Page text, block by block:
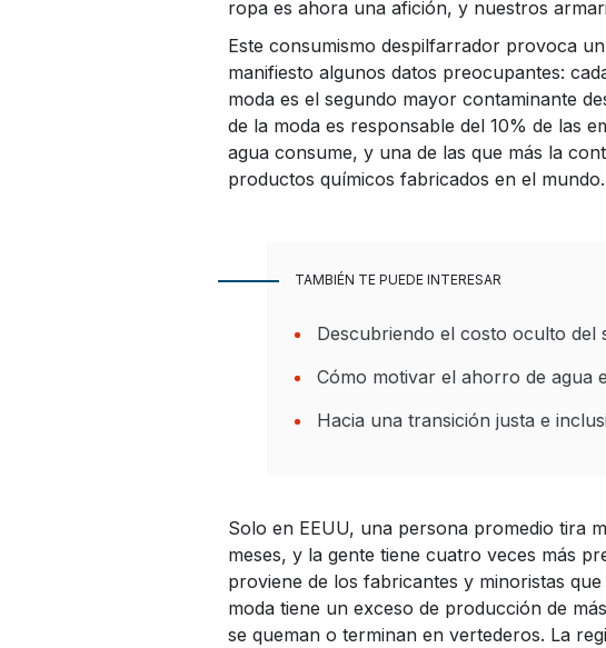
ropa es ahora una afición, y nuestros
Este consumismo despilfarrador provoca
manifiesto algunos datos preocupantes:
moda es el segundo mayor contaminante
de la moda es responsable del 10% de las
agua consume, y una de las que más la
productos químicos fabricados en el mundo.
TAMBIÉN TE PUEDE INTERESAR
Descubriendo el costo oculto del
Cómo motivar el ahorro de agua
Hacia una transición justa e
Solo en EEUU, una persona promedio tira
meses, y la gente tiene cuatro veces más
proviene de los fabricantes y minoristas
moda tiene un exceso de producción de
se queman o terminan en vertederos. La